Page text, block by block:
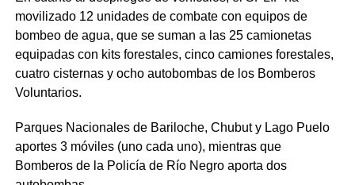
movilizado 12 unidades de combate con equipos de
bombeo de agua, que se suman a las 25 camionetas
equipadas con kits forestales, cinco camiones forestales,
cuatro cisternas y ocho autobombas de los Bomberos
Voluntarios.
Parques Nacionales de Bariloche, Chubut y Lago Puelo
aportes 3 móviles (uno cada uno), mientras que
Bomberos de la Policía de Río Negro aporta dos